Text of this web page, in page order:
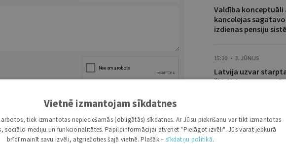
Valdība
kancelejas
izdienas pensiju
15:20 • 3. JŪNIJS
Latvija uzvar
šķīrējtiesas
16:52 • 24. FEBRUĀRIS
Valsts kanceleja:
Vietnē izmantojam sīkdatnes
tiek izmantotas nepieciešamās (obligātās) sīkdatnes. Ar Jūsu piekrišanu var tikt izmantotas
sociālo mediju un funkcionalitātes. Papildinformācijai atveriet "Pielāgot izvēli". Jūs varat jebkurā
brīdī mainīt savu izvēli, atgriežoties šajā vietnē. Plašāk – sīkdatņu politikā.